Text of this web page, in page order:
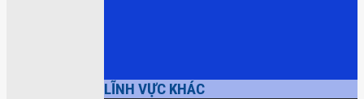
LĨNH VỰC KHÁC